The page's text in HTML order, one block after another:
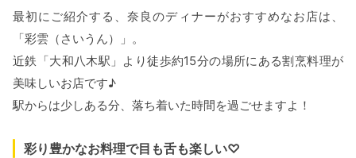
最初にご紹介する、奈良のディナーがおすすめなお店は、
「彩雲（さいうん）」。
近鉄「大和八木駅」より徒歩約15分の場所にある割烹料理が
美味しいお店です♪
駅からは少しある分、落ち着いた時間を過ごせますよ！
彩り豊かなお料理で目も舌も楽しい♡